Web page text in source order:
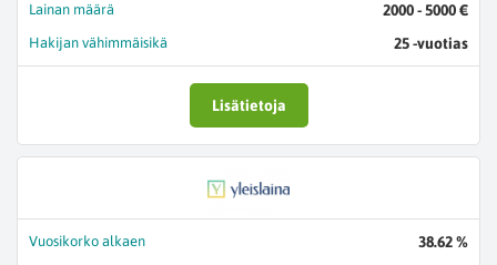
Lainan määrä 2000 - 5000 €
Hakijan vähimmäisikä 25 -vuotias
Lisätietoja
Vuosikorko alkaen 38.62 %